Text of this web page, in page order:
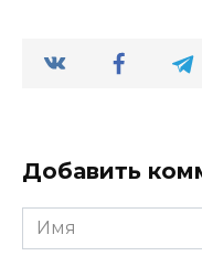
Добавить
Имя
*